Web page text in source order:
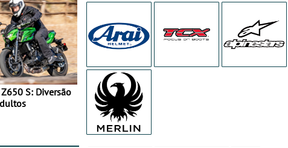
S: Diversão